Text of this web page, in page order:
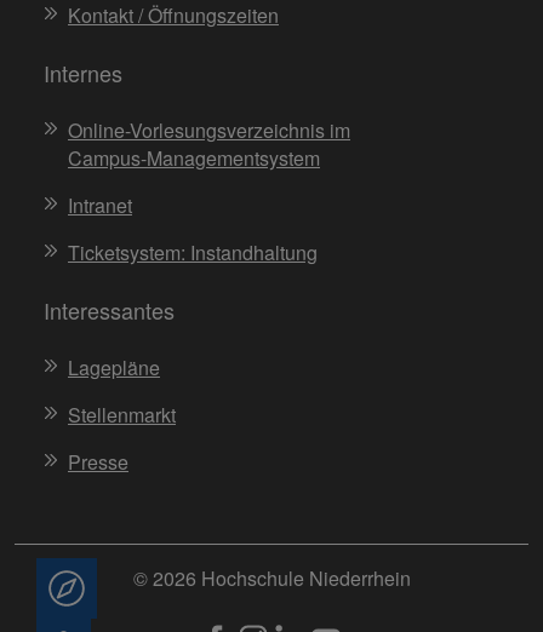
Kontakt / Öffnungszeiten
Internes
Online-Vorlesungsverzeichnis im
Campus-Managementsystem
Intranet
Ticketsystem: Instandhaltung
Interessantes
Lagepläne
Stellenmarkt
Presse
© 2026 Hochschule Niederrhein
Beratung